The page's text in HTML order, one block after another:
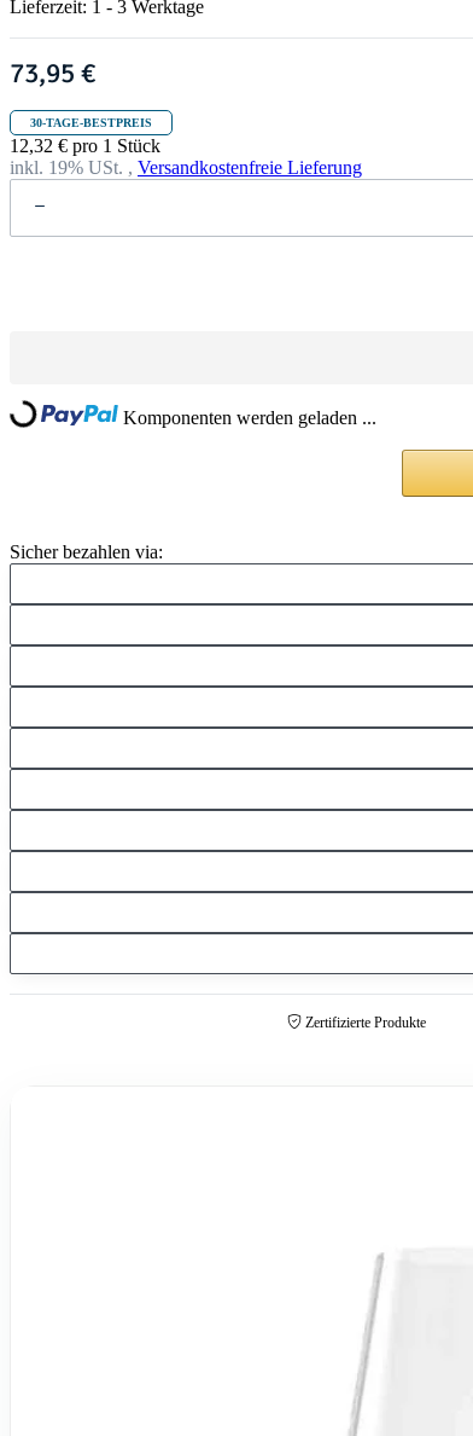
Lieferzeit: 1 - 3 Werktage
73,95 €
30-TAGE-BESTPREIS
12,32 € pro 1 Stück
inkl. 19% USt. , Versandkostenfreie Lieferung
Komponenten werden geladen ...
Sicher bezahlen via:
Zertifizierte Produkte